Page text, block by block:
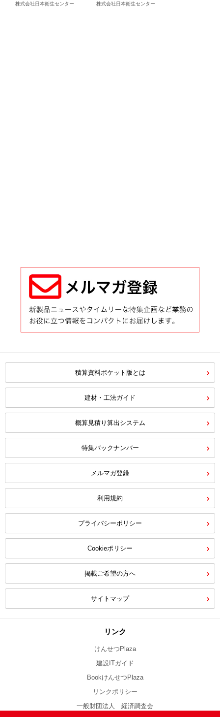
株式会社日本衛生センター 株式会社日本衛生センター
積算資料ポケット版とは
建材・工法ガイド
概算見積り算出システム
特集バックナンバー
メルマガ登録
利用規約
プライバシーポリシー
Cookieポリシー
掲載ご希望の方へ
サイトマップ
リンク
けんせつPlaza
建設ITガイド
BookけんせつPlaza
リンクポリシー
一般財団法人 経済調査会